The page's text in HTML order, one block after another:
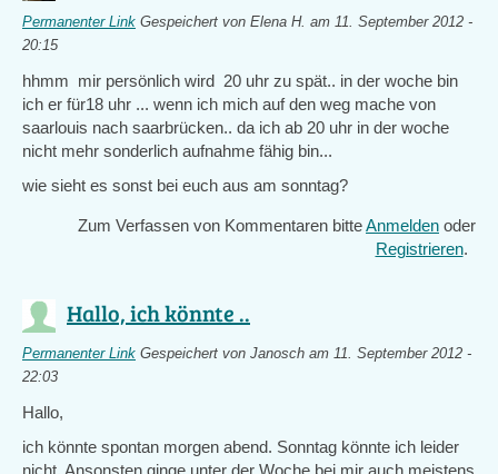
Permanenter Link Gespeichert von Elena H. am 11. September 2012 -
20:15
hhmm mir persönlich wird 20 uhr zu spät.. in der woche bin
ich er für18 uhr ... wenn ich mich auf den weg mache von
saarlouis nach saarbrücken.. da ich ab 20 uhr in der woche
nicht mehr sonderlich aufnahme fähig bin...
wie sieht es sonst bei euch aus am sonntag?
Zum Verfassen von Kommentaren bitteAnmelden oder
Registrieren.
Hallo, ich könnte ..
Permanenter Link Gespeichert von Janosch am 11. September 2012 -
22:03
Hallo,
ich könnte spontan morgen abend. Sonntag könnte ich leider
nicht. Ansonsten ginge unter der Woche bei mir auch meistens